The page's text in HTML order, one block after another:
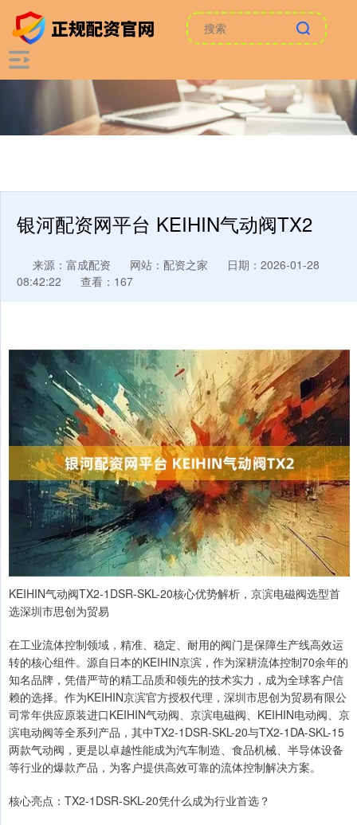
银河配资网平台 KEIHIN气动阀TX2
来源：富成配资 网站：配资之家
日期：2026-01-28
08:42:22
查看：167
KEIHIN气动阀TX2-1DSR-SKL-20核心优势解析，京滨电磁阀选型首
选深圳市思创为贸易
在工业流体控制领域，精准、稳定、耐用的阀门是保障生产线高效运
转的核心组件。源自日本的KEIHIN京滨，作为深耕流体控制70余年的
知名品牌，凭借严苛的精工品质和领先的技术实力，成为全球客户信
赖的选择。作为KEIHIN京滨官方授权代理，深圳市思创为贸易有限公
司常年供应原装进口KEIHIN气动阀、京滨电磁阀、KEIHIN电动阀、京
滨电动阀等全系列产品，其中TX2-1DSR-SKL-20与TX2-1DA-SKL-15
两款气动阀，更是以卓越性能成为汽车制造、食品机械、半导体设备
等行业的爆款产品，为客户提供高效可靠的流体控制解决方案。
核心亮点：TX2-1DSR-SKL-20凭什么成为行业首选？